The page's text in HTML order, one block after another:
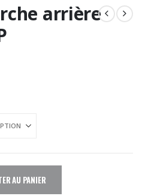
arrière
AU PANIER